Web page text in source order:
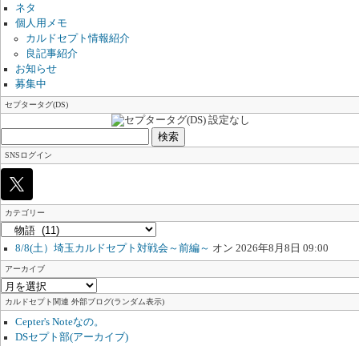
ネタ
個人用メモ
カルドセプト情報紹介
良記事紹介
お知らせ
募集中
セプタータグ(DS)
索:
SNSログイン
カテゴリー
リ
ー
8/8(土）埼玉カルドセプト対戦会～前編～ オン 2026年8月8日 09:00
アーカイブ
ア
ー
カ
イ
ブ
カルドセプト関連 外部ブログ(ランダム表示)
Cepter's Noteなの。
DSセプト部(アーカイブ)